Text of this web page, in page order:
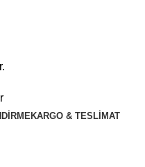
KARGO & TESLIMAT